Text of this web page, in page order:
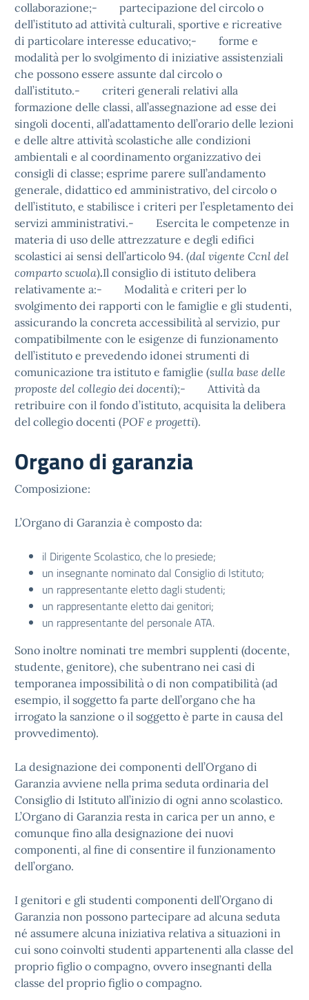
collaborazione;- partecipazione del circolo o
dell’istituto ad attività culturali, sportive e ricreative
di particolare interesse educativo;- forme e
modalità per lo svolgimento di iniziative assistenziali
che possono essere assunte dal circolo o
dall’istituto.- criteri generali relativi alla
formazione delle classi, all’assegnazione ad esse dei
singoli docenti, all’adattamento dell’orario delle lezioni
e delle altre attività scolastiche alle condizioni
ambientali e al coordinamento organizzativo dei
consigli di classe; esprime parere sull’andamento
generale, didattico ed amministrativo, del circolo o
dell’istituto, e stabilisce i criteri per l’espletamento dei
servizi amministrativi.- Esercita le competenze in
materia di uso delle attrezzature e degli edifici
scolastici ai sensi dell’articolo 94. (dal vigente Ccnl del
comparto scuola).Il consiglio di istituto delibera
relativamente a:- Modalità e criteri per lo
svolgimento dei rapporti con le famiglie e gli studenti,
assicurando la concreta accessibilità al servizio, pur
compatibilmente con le esigenze di funzionamento
dell’istituto e prevedendo idonei strumenti di
comunicazione tra istituto e famiglie (sulla base delle
proposte del collegio dei docenti);- Attività da
retribuire con il fondo d’istituto, acquisita la delibera
del collegio docenti (POF e progetti).
Organo di garanzia
Composizione:
L’Organo di Garanzia è composto da:
il Dirigente Scolastico, che lo presiede;
un insegnante nominato dal Consiglio di Istituto;
un rappresentante eletto dagli studenti;
un rappresentante eletto dai genitori;
un rappresentante del personale ATA.
Sono inoltre nominati tre membri supplenti (docente,
studente, genitore), che subentrano nei casi di
temporanea impossibilità o di non compatibilità (ad
esempio, il soggetto fa parte dell’organo che ha
irrogato la sanzione o il soggetto è parte in causa del
provvedimento).
La designazione dei componenti dell’Organo di
Garanzia avviene nella prima seduta ordinaria del
Consiglio di Istituto all’inizio di ogni anno scolastico.
L’Organo di Garanzia resta in carica per un anno, e
comunque fino alla designazione dei nuovi
componenti, al fine di consentire il funzionamento
dell’organo.
I genitori e gli studenti componenti dell’Organo di
Garanzia non possono partecipare ad alcuna seduta
né assumere alcuna iniziativa relativa a situazioni in
cui sono coinvolti studenti appartenenti alla classe del
proprio figlio o compagno, ovvero insegnanti della
classe del proprio figlio o compagno.